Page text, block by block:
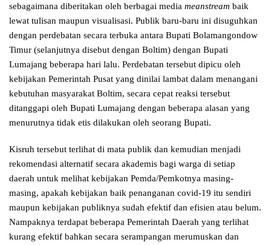
sebagaimana diberitakan oleh berbagai media meanstream baik
lewat tulisan maupun visualisasi. Publik baru-baru ini disuguhkan
dengan perdebatan secara terbuka antara Bupati Bolamangondow
Timur (selanjutnya disebut dengan Boltim) dengan Bupati
Lumajang beberapa hari lalu. Perdebatan tersebut dipicu oleh
kebijakan Pemerintah Pusat yang dinilai lambat dalam menangani
kebutuhan masyarakat Boltim, secara cepat reaksi tersebut
ditanggapi oleh Bupati Lumajang dengan beberapa alasan yang
menurutnya tidak etis dilakukan oleh seorang Bupati.
Kisruh tersebut terlihat di mata publik dan kemudian menjadi
rekomendasi alternatif secara akademis bagi warga di setiap
daerah untuk melihat kebijakan Pemda/Pemkotnya masing-
masing, apakah kebijakan baik penanganan covid-19 itu sendiri
maupun kebijakan publiknya sudah efektif dan efisien atau belum.
Nampaknya terdapat beberapa Pemerintah Daerah yang terlihat
kurang efektif bahkan secara serampangan merumuskan dan